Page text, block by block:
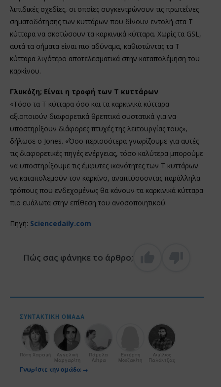
λιπιδικές σχεδίες, οι οποίες συγκεντρώνουν τις πρωτεΐνες
σηματοδότησης των κυττάρων που δίνουν εντολή στα Τ
κύτταρα να σκοτώσουν τα καρκινικά κύτταρα. Χωρίς τα GSL,
αυτά τα σήματα είναι πιο αδύναμα, καθιστώντας τα Τ
κύτταρα λιγότερο αποτελεσματικά στην καταπολέμηση του
καρκίνου.
Γλυκόζη; Είναι η τροφή των T κυττάρων
«Τόσο τα Τ κύτταρα όσο και τα καρκινικά κύτταρα
αξιοποιούν διαφορετικά θρεπτικά συστατικά για να
υποστηρίξουν διάφορες πτυχές της λειτουργίας τους»,
δήλωσε ο Jones. «Όσο περισσότερα γνωρίζουμε για αυτές
τις διαφορετικές πηγές ενέργειας, τόσο καλύτερα μπορούμε
να υποστηρίξουμε τις έμφυτες ικανότητες των Τ κυττάρων
να καταπολεμούν τον καρκίνο, αναπτύσσοντας παράλληλα
τρόπους που ενδεχομένως θα κάνουν τα καρκινικά κύτταρα
πιο ευάλωτα στην επίθεση του ανοσοποιητικού.
Πηγή: Sciencedaily.com
Πώς σας φάνηκε το άρθρο;
ΣΥΝΤΑΚΤΙΚΉ ΟΜΆΔΑ
Πόπη Χαραμή
Αγγελική
Μαργαρίτη
Πάμελα
Λύτρα
Ευτέρπη
Μουζακίτη
Αιμίλιος
Παλάντζας
Γνωρίστε την ομάδα →